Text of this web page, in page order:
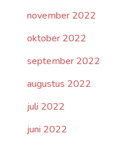
november 2022
oktober 2022
september 2022
augustus 2022
juli 2022
juni 2022